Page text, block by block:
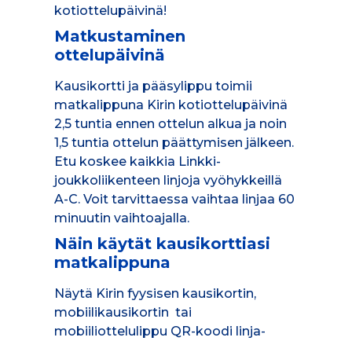
kotiottelupäivinä!
Matkustaminen
ottelupäivinä
Kausikortti ja pääsylippu toimii
matkalippuna Kirin kotiottelupäivinä
2,5 tuntia ennen ottelun alkua ja noin
1,5 tuntia ottelun päättymisen jälkeen.
Etu koskee kaikkia Linkki-
joukkoliikenteen linjoja vyöhykkeillä
A-C. Voit tarvittaessa vaihtaa linjaa 60
minuutin vaihtoajalla.
Näin käytät kausikorttiasi
matkalippuna
Näytä Kirin fyysisen kausikortin,
mobiilikausikortin tai
mobiiliottelulippu QR-koodi linja-